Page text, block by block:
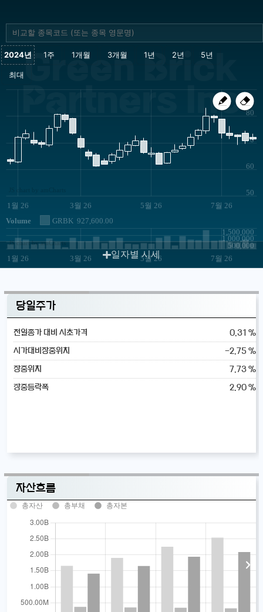
Green Brick
Partners Inc
1월 26 3월 26 5월 26 7월 26
50
60
70
80
Volume GRBK 927,600.00
1월 26 3월 26 5월 26 7월 26
500,000
1,000,000
1,500,000
JS chart by amCharts
일자별 시세
당일주가
전일종가 대비 시초가격 0.31 %
시가대비장중위치 -2.75 %
장중위치 7.73 %
장중등락폭 2.90 %
자산흐름
총자산 총부채 총자본